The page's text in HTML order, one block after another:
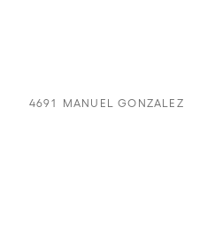
4691 MANUEL GONZALEZ